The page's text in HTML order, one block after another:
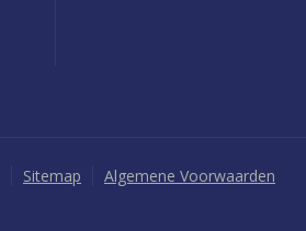
Sitemap Algemene Voorwaarden